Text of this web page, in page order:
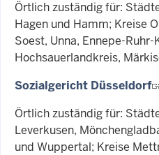
Örtlich zuständig für:
Hagen und Hamm; Kreise
Soest, Unna, Ennepe-Ruhr-
Hochsauerlandkreis,
Sozialgericht Düsseldorf
Örtlich zuständig für:
Leverkusen,
und Wuppertal; Kreise